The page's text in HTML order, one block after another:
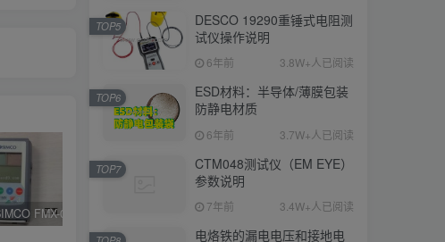
DESCO 19290重锤式电阻测
试仪操作说明
6年前 3.8W+人已阅读
TOP5
ESD材料：半导体/薄膜包装
防静电材质
6年前 3.7W+人已阅读
TOP6
CTM048测试仪（EM EYE）
参数说明
7年前 3.4W+人已阅读
TOP7
电烙铁的漏电电压和接地电